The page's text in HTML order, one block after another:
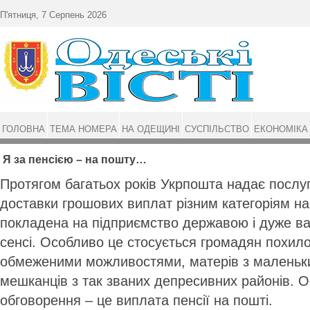
Я за пенсією – на пошту…
Протягом багатьох років Укрпошта надає
доставки грошових виплат різним категоріям
покладена на підприємство державою і дуже
сенсі. Особливо це стосується громадян
обмеженими можливостями, матерів з
мешканців з так званих депресивних районів.
обговорення – це виплата пенсії на пошті.
П'ятниця, 7 Серпень 2026
ГОЛОВНА ТЕМА НОМЕРА НА ОДЕЩИНІ СУСПІЛЬСТВО ЕКОНОМІКА